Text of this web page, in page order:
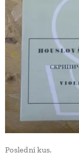
Poslední kus.